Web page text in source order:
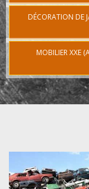
DÉCORATION DE
MOBILIER XXE